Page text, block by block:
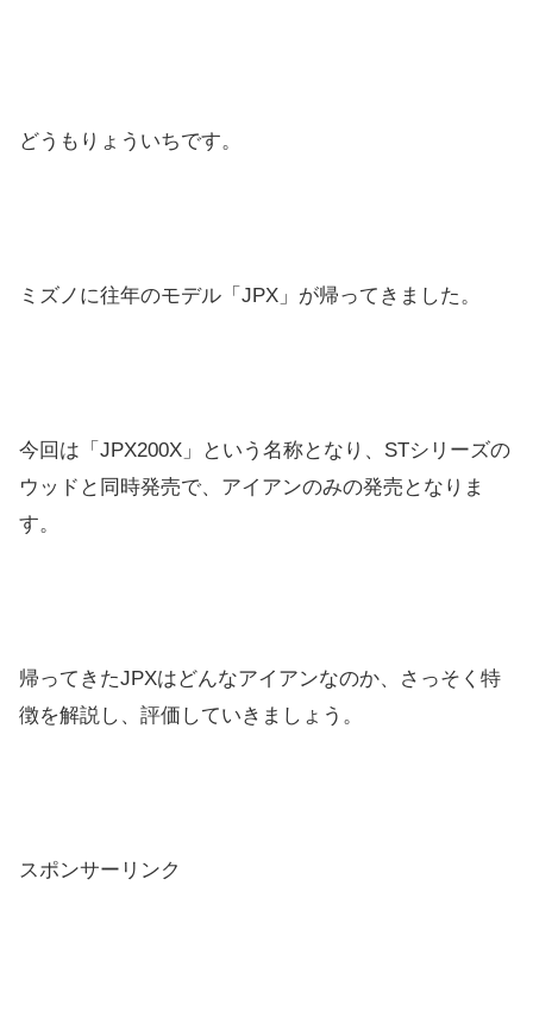
どうもりょういちです。
ミズノに往年のモデル「JPX」が帰ってきました。
今回は「JPX200X」という名称となり、STシリーズの
ウッドと同時発売で、アイアンのみの発売となりま
す。
帰ってきたJPXはどんなアイアンなのか、さっそく特
徴を解説し、評価していきましょう。
スポンサーリンク